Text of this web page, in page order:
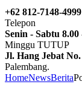
+62 812-7148-4999
Telepon
Senin - Sabtu 8.00
Minggu TUTUP
Jl. Hang Jebat No.
Palembang.
HomeNewsBerita